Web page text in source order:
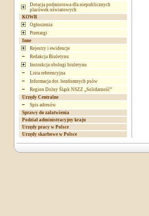
Dotacja podmiotowa dla niepublicznych
placówek oświatowych
KOWR
Ogłoszenia
Przetargi
Inne
Rejestry i ewidencje
Redakcja Biuletynu
Instrukcja obsługi biuletynu
Lista referencyjna
Informacja dot. bezdomnych psów
Region Dolny Śląsk NSZZ „Solidarność”
Urzędy Centralne
Spis adresów
Sprawy do załatwienia
Podział administracyjny kraju
Urzędy pracy w Polsce
Urzędy skarbowe w Polsce